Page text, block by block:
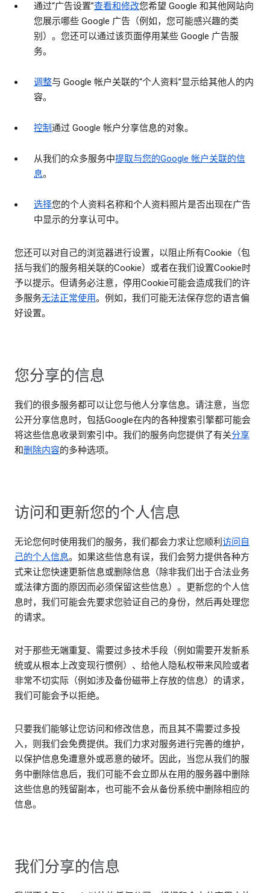
通过“广告设置”查看和修改您希望 Google 和其他网站向
您展示哪些 Google 广告（例如，您可能感兴趣的类
别）。您还可以通过该页面停用某些 Google 广告服
务。
调整与 Google 帐户关联的“个人资料”显示给其他人的内
容。
控制通过 Google 帐户分享信息的对象。
从我们的众多服务中提取与您的Google 帐户关联的信
息。
选择您的个人资料名称和个人资料照片是否出现在广告
中显示的分享认可中。
您还可以对自己的浏览器进行设置，以阻止所有Cookie（包
括与我们的服务相关联的Cookie）或者在我们设置Cookie时
予以提示。但请务必注意，停用Cookie可能会造成我们的许
多服务无法正常使用。例如，我们可能无法保存您的语言偏
好设置。
您分享的信息
我们的很多服务都可以让您与他人分享信息。请注意，当您
公开分享信息时，包括Google在内的各种搜索引擎都可能会
将这些信息收录到索引中。我们的服务向您提供了有关分享
和删除内容的多种选项。
访问和更新您的个人信息
无论您何时使用我们的服务，我们都会力求让您顺利 访问自
己的个人信息。如果这些信息有误，我们会努力提供各种方
式来让您快速更新信息或删除信息（除非我们出于合法业务
或法律方面的原因而必须保留这些信息）。更新您的个人信
息时，我们可能会先要求您验证自己的身份，然后再处理您
的请求。
对于那些无端重复、需要过多技术手段（例如需要开发新系
统或从根本上改变现行惯例）、给他人隐私权带来风险或者
非常不切实际（例如涉及备份磁带上存放的信息）的请求，
我们可能会予以拒绝。
只要我们能够让您访问和修改信息，而且其不需要过多投
入，则我们会免费提供。我们力求对服务进行完善的维护，
以保护信息免遭意外或恶意的破坏。因此，当您从我们的服
务中删除信息后，我们可能不会立即从在用的服务器中删除
这些信息的残留副本，也可能不会从备份系统中删除相应的
信息。
我们分享的信息